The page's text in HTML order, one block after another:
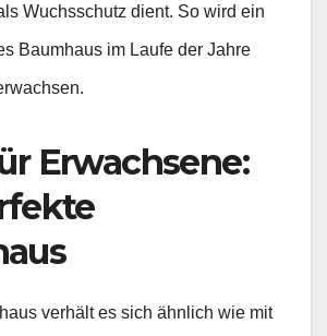
Wuchsschutz dient. So wird ein
Baumhaus im Laufe der Jahre
Erwachsene:
verhält es sich ähnlich wie mit